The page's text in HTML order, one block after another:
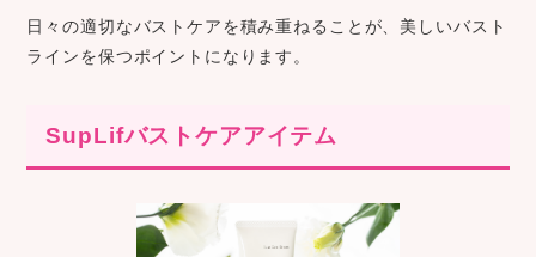
日々の適切なバストケアを積み重ねることが、美しいバスト
ラインを保つポイントになります。
SupLifバストケアアイテム